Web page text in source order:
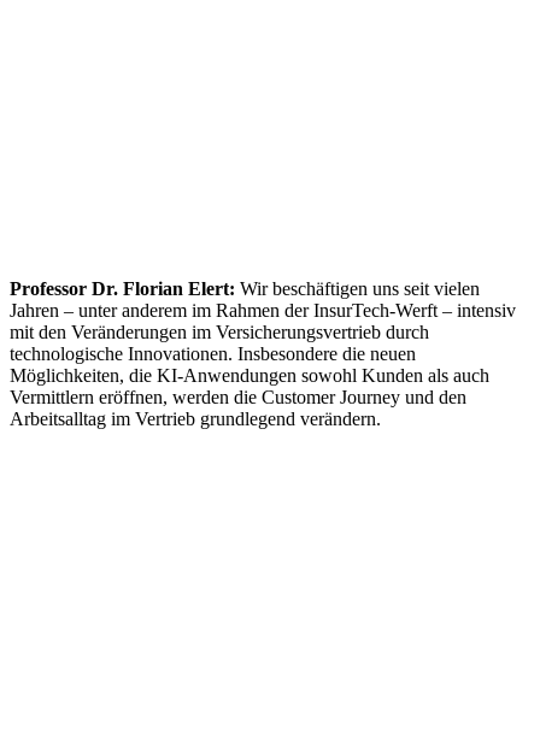
Professor Dr. Florian Elert: Wir beschäftigen uns seit vielen
Jahren – unter anderem im Rahmen der InsurTech-Werft – intensiv
mit den Veränderungen im Versicherungsvertrieb durch
technologische Innovationen. Insbesondere die neuen
Möglichkeiten, die KI-Anwendungen sowohl Kunden als auch
Vermittlern eröffnen, werden die Customer Journey und den
Arbeitsalltag im Vertrieb grundlegend verändern.